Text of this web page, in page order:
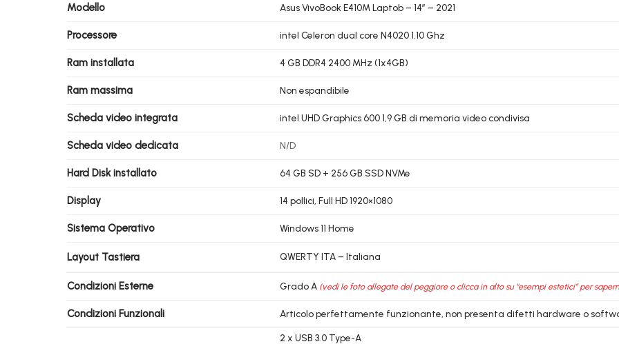
Modello Asus VivoBook E410M Laptob – 14″ – 2021
Processore intel Celeron dual core N4020 1.10 Ghz
Ram installata 4 GB DDR4 2400 MHz (1x4GB)
Ram massima Non espandibile
Scheda video integrata intel UHD Graphics 600 1,9 GB di memoria video condivisa
Scheda video dedicata N/D
Hard Disk installato 64 GB SD + 256 GB SSD NVMe
Display 14 pollici, Full HD 1920×1080
Sistema Operativo Windows 11 Home
Layout Tastiera QWERTY ITA – Italiana
Condizioni Esterne Grado A (vedi le foto allegate del peggiore o clicca in alto su “esempi estetici” per
Condizioni Funzionali Articolo perfettamente funzionante, non presenta difetti hardware o
2 x USB 3.0 Type-A